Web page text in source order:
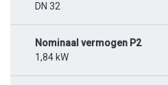
DN 32
Nominaal vermogen P2
1,84 kW